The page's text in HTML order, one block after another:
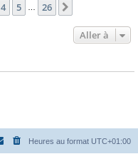
4 5 … 26
Aller à
Heures au format UTC+01:00